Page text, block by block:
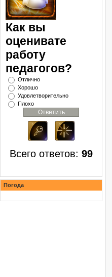
Как вы
оценивате
работу
педагогов?
Отлично
Хорошо
Удовлетворительно
Плохо
Всего ответов: 99
Погода